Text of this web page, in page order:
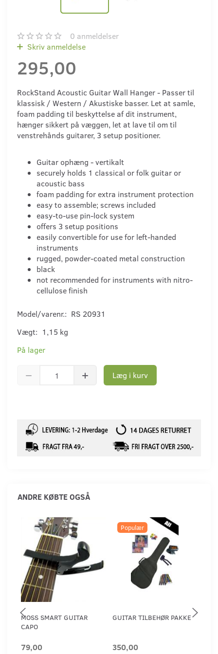
0 anmeldelser
Skriv anmeldelse
295,00
RockStand Acoustic Guitar Wall Hanger - Passer til
klassisk / Western / Akustiske basser. Let at samle,
foam padding til beskyttelse af dit instrument,
hænger sikkert på væggen, let at lave til om til
venstrehånds guitarer, 3 setup positioner.
Guitar ophæng - vertikalt
securely holds 1 classical or folk guitar or
acoustic bass
foam padding for extra instrument protection
easy to assemble; screws included
easy-to-use pin-lock system
offers 3 setup positions
easily convertible for use for left-handed
instruments
rugged, powder-coated metal construction
black
not recommended for instruments with nitro-
cellulose finish
Model/varenr.: RS 20931
Vægt: 1,15 kg
På lager
Læg i kurv
ANDRE KØBTE OGSÅ
MOSS SMART GUITAR
CAPO
79,00
Populær
GUITAR TILBEHØR PAKKE
350,00